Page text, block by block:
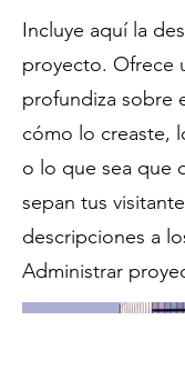
Incluye aquí la
proyecto. Ofrece
profundiza sobre
cómo lo creaste,
o lo que sea que
sepan tus
descripciones a
Administrar